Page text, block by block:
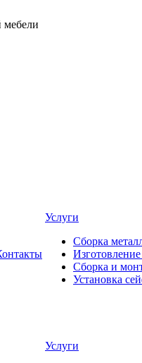
мебели
Услуги
Сборка
Сборка и
Установка
Услуги